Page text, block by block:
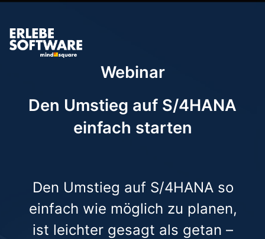
Webinar
Den Umstieg auf S/4HANA
einfach starten
Den Umstieg auf S/4HANA so
einfach wie möglich zu planen,
ist leichter gesagt als getan –